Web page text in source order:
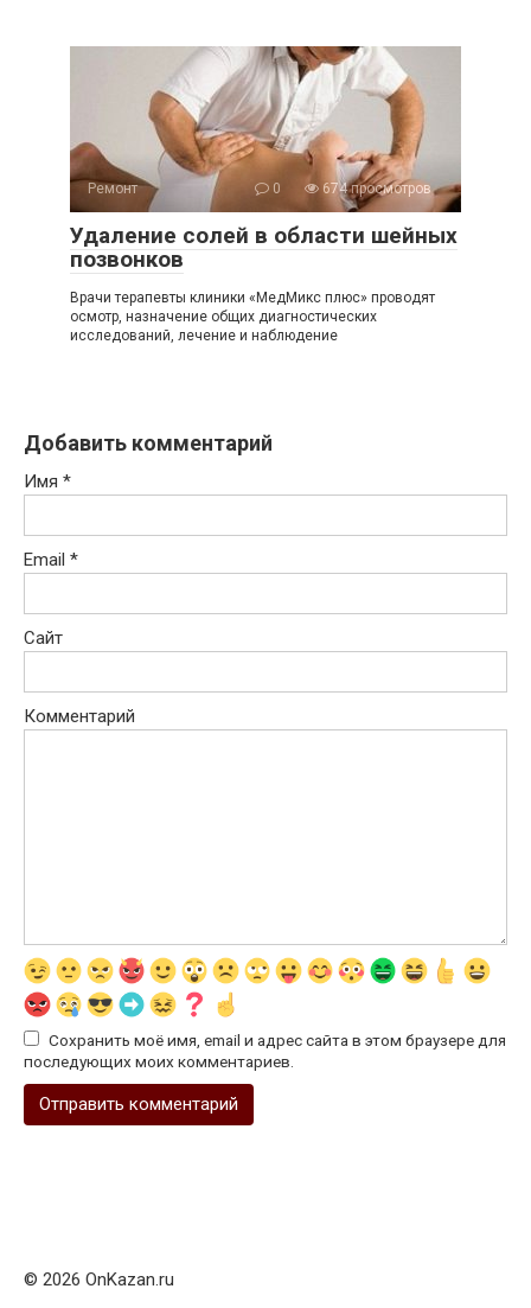
Ремонт 0 674 просмотров
Удаление солей в области шейных
позвонков
Врачи терапевты клиники «МедМикс плюс» проводят
осмотр, назначение общих диагностических
исследований, лечение и наблюдение
Добавить комментарий
Имя *
Email *
Сайт
Комментарий
Сохранить моё имя, email и адрес сайта в этом браузере для
последующих моих комментариев.
© 2026 OnKazan.ru